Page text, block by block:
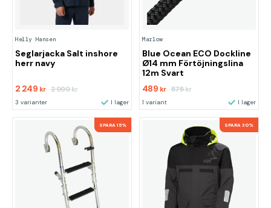
Helly Hansen
Seglarjacka Salt inshore
herr navy
2 249 kr 2 999kr
3 varianter I lager
Marlow
Blue Ocean ECO Dockline
Ø14 mm Förtöjningslina
12m Svart
489 kr 575kr
1 variant I lager
SPARA 15% SPARA 30%